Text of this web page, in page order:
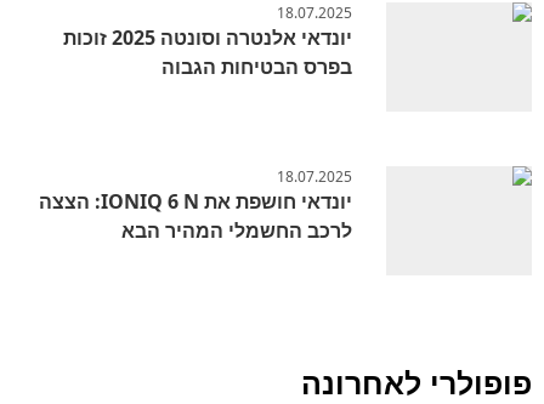
18.07.2025
יונדאי אלנטרה וסונטה 2025 זוכות
בפרס הבטיחות הגבוה
18.07.2025
יונדאי חושפת את IONIQ 6 N: הצצה
לרכב החשמלי המהיר הבא
פופולרי לאחרונה